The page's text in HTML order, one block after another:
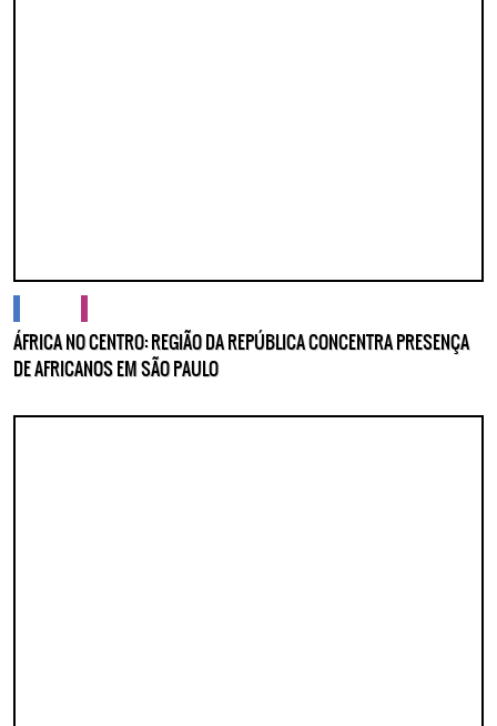
ÁFRICA NO CENTRO: REGIÃO DA REPÚBLICA CONCENTRA PRESENÇA
DE AFRICANOS EM SÃO PAULO